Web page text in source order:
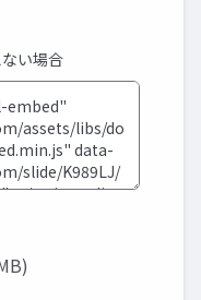
い場合